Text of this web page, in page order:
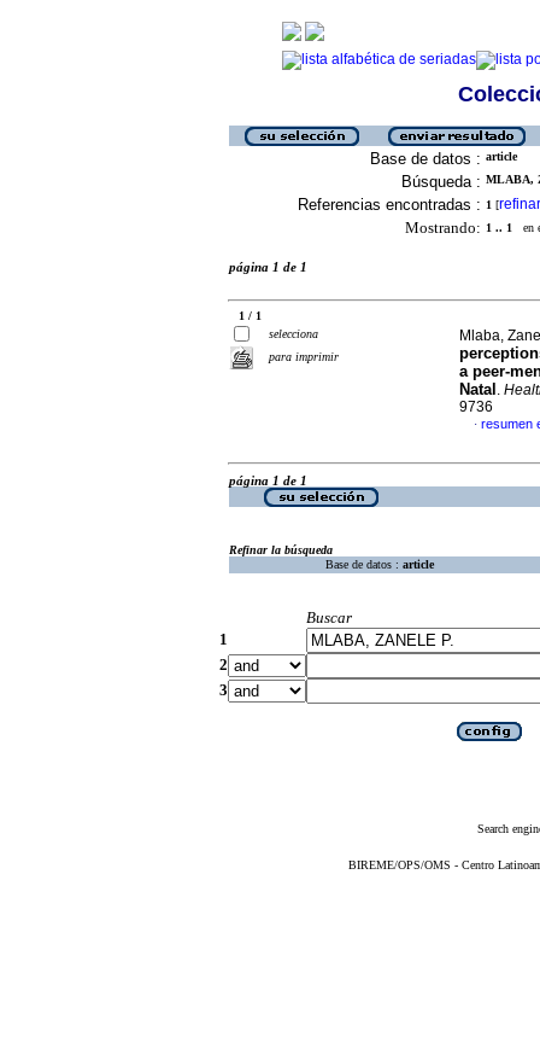
Base de datos : article
Búsqueda : MLABA,
Referencias encontradas : 1 [refinar
Mostrando: 1 .. 1 en
página 1 de 1
1 / 1
selecciona
para imprimir
Mlaba,
a peer-
Natal .
9736
· resumen
página 1 de 1
Refinar la búsqueda
Base de datos : article
Buscar
1
2
3
Search
BIREME/OPS/OMS - Centro